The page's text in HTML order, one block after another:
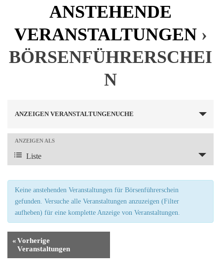
ANSTEHENDE
VERANSTALTUNGEN ›
BÖRSENFÜHRERSCHEI
N
V
R
A
N
S
T
A
L
ANZEIGEN VERANSTALTUNGENUCHE
V
E
A
N
S
ANZEIGEN ALS
Liste
Keine anstehenden Veranstaltungen für Börsenführerschein
gefunden. Versuche alle Veranstaltungen anzuzeigen (Filter
aufheben) für eine komplette Anzeige von Veranstaltungen.
«Vorherige
Veranstaltungen